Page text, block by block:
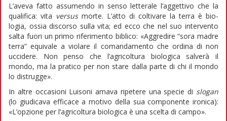
L’aveva fatto assumendo in senso letterale l’aggettivo che la
qualifica: vita versusmorte. L’atto di coltivare la terra è bio-
logia, ossia discorso sulla vita; ed ecco che nel suo intervento
salta fuori un primo riferimento biblico: «Aggredire “sora madre
terra” equivale a violare il comandamento che ordina di non
uccidere. Non penso che l’agricoltura biologica salverà il
mondo, ma la pratico per non stare dalla parte di chi il mondo
lo distrugge».
In altre occasioni Luisoni amava ripetere una specie di slogan
(lo giudicava efficace a motivo della sua componente ironica):
«L’opzione per l’agricoltura biologica è una scelta di campo».